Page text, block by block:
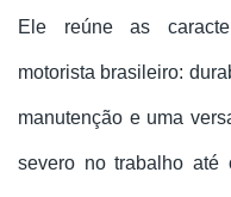
Ele reúne as
motorista brasileiro:
manutenção e uma
severo no trabalho